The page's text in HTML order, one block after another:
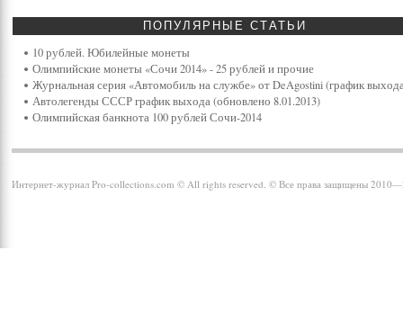
ПОПУЛЯРНЫЕ СТАТЬИ
10 рублей. Юбилейные монеты
Олимпийские монеты «Сочи 2014» - 25 рублей и прочие
Журнальная серия «Автомобиль на службе» от DeAgostini (график
Автолегенды СССР график выхода (обновлено 8.01.2013)
Олимпийская банкнота 100 рублей Сочи-2014
Интернет-журнал Pro-collections.com © All rights reserved. © Все права защищены